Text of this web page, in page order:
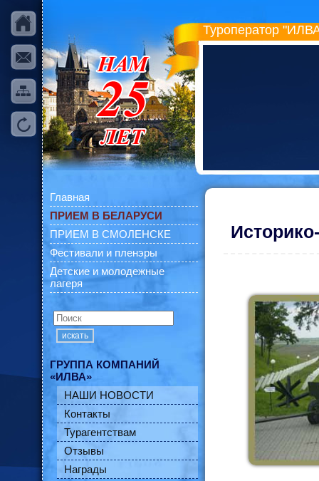
Туроператор
Главная
ПРИЕМ В БЕЛАРУСИ
ПРИЕМ В СМОЛЕНСКЕ
Фестивали и пленэры
Детские и молодежные
лагеря
искать
ГРУППА КОМПАНИЙ
«ИЛВА»
НАШИ НОВОСТИ
Контакты
Турагентствам
Отзывы
Награды